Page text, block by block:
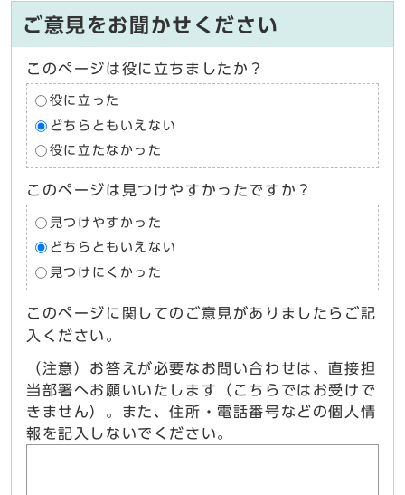
ご意見をお聞かせください
このページは役に立ちましたか？
役に立った
どちらともいえない
役に立たなかった
このページは見つけやすかったですか？
見つけやすかった
どちらともいえない
見つけにくかった
このページに関してのご意見がありましたらご記
入ください。
（注意）お答えが必要なお問い合わせは、直接担
当部署へお願いいたします（こちらではお受けで
きません）。また、住所・電話番号などの個人情
報を記入しないでください。